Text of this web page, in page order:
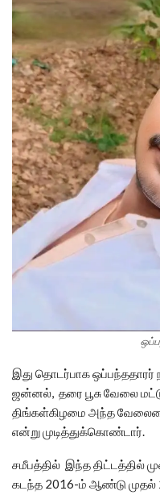
இது தொடர்பாக ஒப்பந்ததாரர்
ஜன்னல், தரை பூசு வேலை
திங்கள்கிழமை அந்த வேலையை
என்று முடித்துக்கொண்டார்.
சமீபத்தில் இந்த திட்டத்தில்
கடந்த 2016-ம் ஆண்டு முதல்